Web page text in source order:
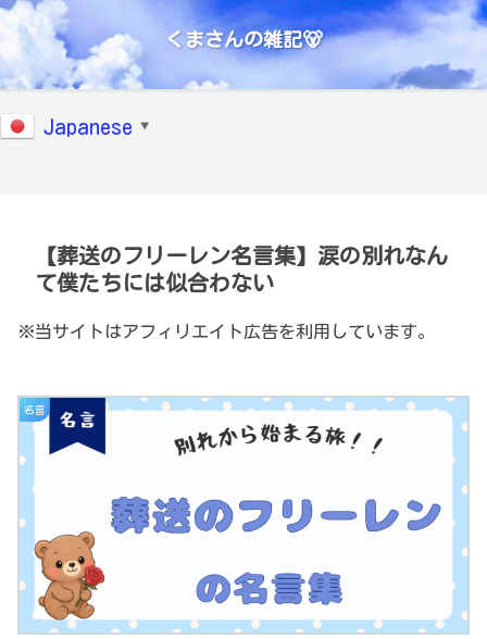
くまさんの雑記🐻
Japanese ▼
【葬送のフリーレン名言集】涙の別れなん
て僕たちには似合わない
※当サイトはアフィリエイト広告を利用しています。
名言